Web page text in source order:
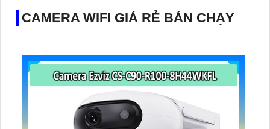
CAMERA WIFI GIÁ RẺ BÁN CHẠY